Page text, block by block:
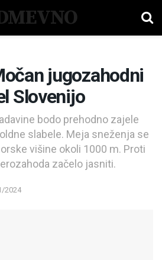
jugozahodni
Slovenijo
bodo prehodno zajele
slabele. Meja sneženja se
višine okoli 1000 m. Proti
začelo jasniti.
2024